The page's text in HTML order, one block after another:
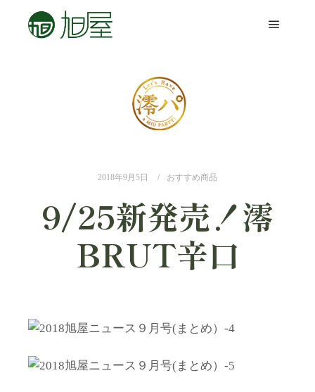
2018年9月5日 おすすめ商品
9/25新発売！澪
BRUT辛口